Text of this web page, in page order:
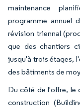
maintenance
programme annuel
révision triennal
que des chantiers
jusqu'à trois étages,
des bâtiments de
Du côté de l'offre, le
construction